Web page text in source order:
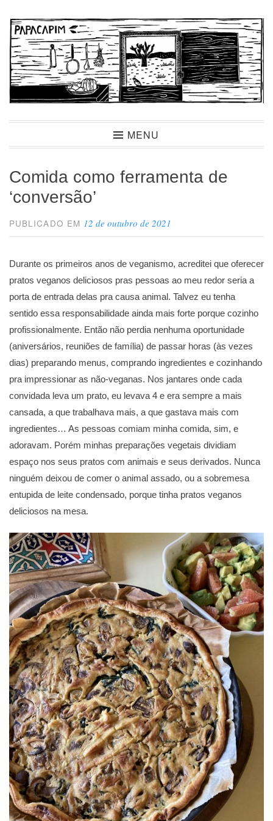
para
conteúdo
PapacapimMENU
Comida como ferramenta de
‘conversão’
PUBLICADO EM 12 de outubro de 2021
Durante os primeiros anos de veganismo, acreditei que oferecer
pratos veganos deliciosos pras pessoas ao meu redor seria a
porta de entrada delas pra causa animal. Talvez eu tenha
sentido essa responsabilidade ainda mais forte porque cozinho
profissionalmente. Então não perdia nenhuma oportunidade
(aniversários, reuniões de família) de passar horas (às vezes
dias) preparando menus, comprando ingredientes e cozinhando
pra impressionar as não-veganas. Nos jantares onde cada
convidada leva um prato, eu levava 4 e era sempre a mais
cansada, a que trabalhava mais, a que gastava mais com
ingredientes… As pessoas comiam minha comida, sim, e
adoravam. Porém minhas preparações vegetais dividiam
espaço nos seus pratos com animais e seus derivados. Nunca
ninguém deixou de comer o animal assado, ou a sobremesa
entupida de leite condensado, porque tinha pratos veganos
deliciosos na mesa.